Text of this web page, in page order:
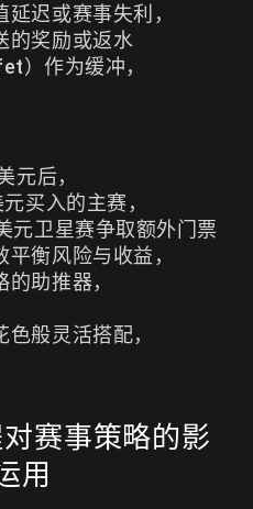
延迟或赛事失利，
的奖励或返水
）作为缓冲，
元后，
买入的主赛，
元卫星赛争取额外门票
衡风险与收益，
助推器，
般灵活搭配，
赛事策略的影
用